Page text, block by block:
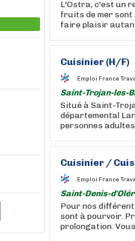
L'Ostra, c'est un
fruits de mer sont
faire plaisir
Cuisinier (H/F)
Emploi France
Saint-Trojan-les-
Situé à Saint-
départemental
personnes
Cuisinier /
Emploi France
Saint-Denis-
Pour nos
sont à pourvoir.
prolongation.